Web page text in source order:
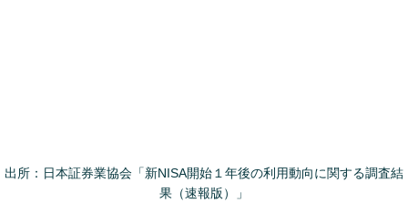
出所：日本証券業協会「新NISA開始１年後の利用動向に関する調査結
果（速報版）」